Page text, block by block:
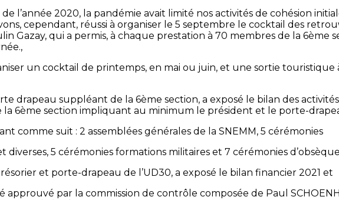
de l’année 2020, la pandémie avait limité nos activités de cohésion
cependant, réussi à organiser le 5 septembre le cocktail des
Gazay, qui a permis, à chaque prestation à 70 membres de la 6ème
un cocktail de printemps, en mai ou juin, et une sortie touristique
drapeau suppléant de la 6ème section, a exposé le bilan des
la 6ème section impliquant au minimum le président et le porte-
comme suit : 2 assemblées générales de la SNEMM, 5 cérémonies
diverses, 5 cérémonies formations militaires et 7 cérémonies
et porte-drapeau de l’UD30, a exposé le bilan financier 2021 et
approuvé par la commission de contrôle composée de Paul